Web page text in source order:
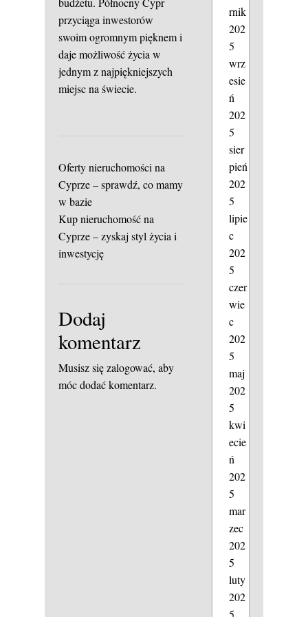
przyciąga inwestorów
swoim ogromnym pięknem i
daje możliwość życia w
jednym z najpiękniejszych
miejsc na świecie.
Oferty nieruchomości na
Cyprze – sprawdź, co mamy
w bazie
Kup nieruchomość na
Cyprze – zyskaj styl życia i
inwestycję
Dodaj
komentarz
Musisz sięzalogować, aby
móc dodać komentarz.
rnik
202
5
wrz
esie
ń
202
5
sier
pień
202
5
lipie
c
202
5
czer
wie
c
202
5
maj
202
5
kwi
ecie
ń
202
5
mar
zec
202
5
luty
202
5